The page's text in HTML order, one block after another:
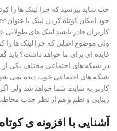
خب شاید بپرسید که چرا لینک ها را
کاربران قادر باشند لینک های طولانی
ولی موضوع اصلی که چرا لینک ها را
فایده ای برای ما خواهد داشت؟
در شبکه های اجتماعی مختلف یکی از
شبکه های اجتماعی خوب دیده نمی
کاربر به سایت شما خواهد شد ولی اگر
زیبایی و نظم و هم از نظر جذب
آشنایی با افزونه ی